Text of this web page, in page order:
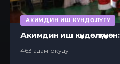
АКИМДИН ИШ КҮНДӨЛҮГҮ
Акимдин иш
463 адам окуду